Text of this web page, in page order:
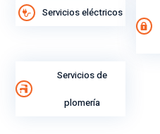
Servicios eléctricos
Servicios de
plomería